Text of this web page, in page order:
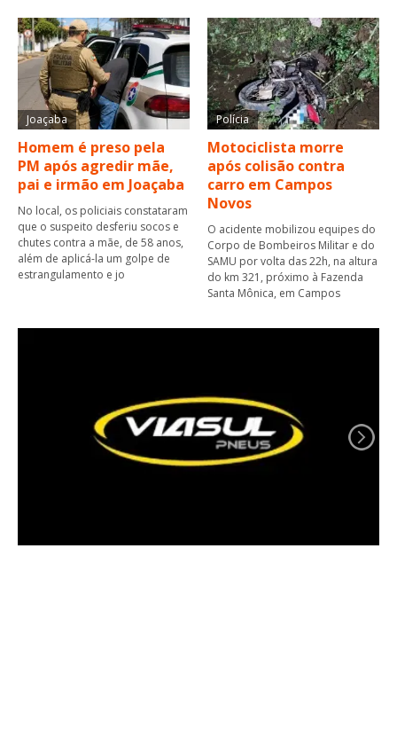
Joaçaba
Homem é preso pela
PM após agredir mãe,
pai e irmão em Joaçaba
No local, os policiais constataram
que o suspeito desferiu socos e
chutes contra a mãe, de 58 anos,
além de aplicá-la um golpe de
estrangulamento e jo
Polícia
Motociclista morre
após colisão contra
carro em Campos
Novos
O acidente mobilizou equipes do
Corpo de Bombeiros Militar e do
SAMU por volta das 22h, na altura
do km 321, próximo à Fazenda
Santa Mônica, em Campos